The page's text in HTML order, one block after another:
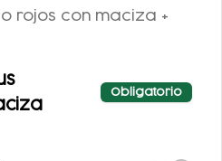
AGUA NATURAL
rojos con maciza +
Obligatorio